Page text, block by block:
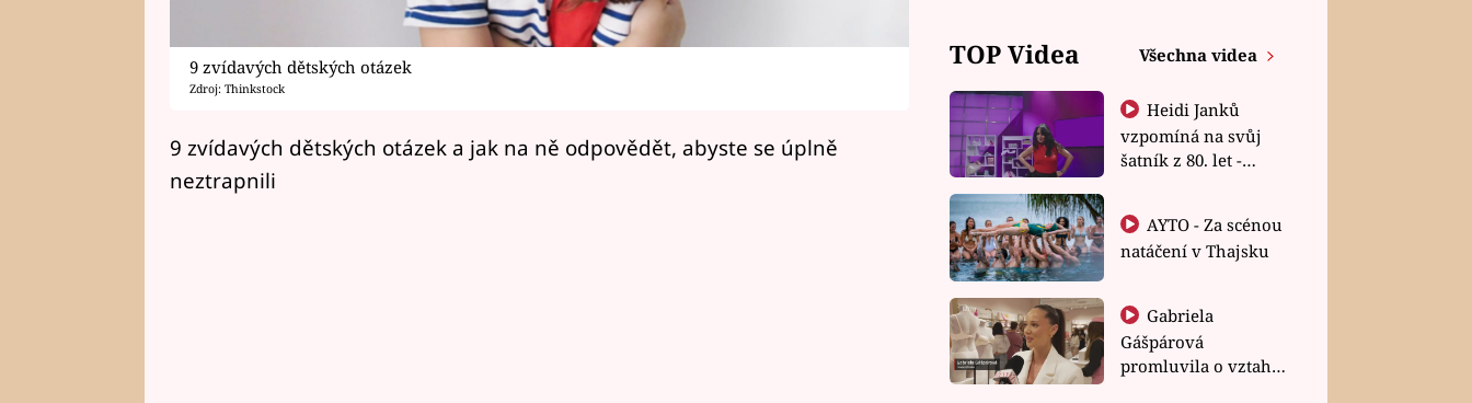
9 zvídavých dětských otázek
Zdroj: Thinkstock
9 zvídavých dětských otázek a jak na ně odpovědět, abyste se úplně
neztrapnili
TOP Videa Všechna videa
Heidi Janků
vzpomíná na svůj
šatník z 80. let -
natáčení v Thajsku
Gabriela
Gášpárová
promluvila o vztahu